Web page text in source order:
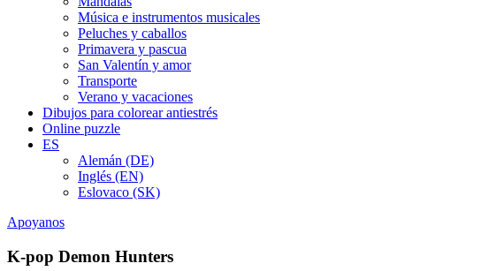
Música e instrumentos musicales
Peluches y caballos
Primavera y pascua
San Valentín y amor
Transporte
Verano y vacaciones
Dibujos para colorear antiestrés
Online puzzle
ES
Alemán (DE)
Inglés (EN)
Eslovaco (SK)
Apoyanos
K-pop Demon Hunters